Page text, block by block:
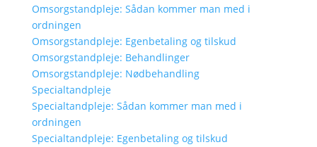
Omsorgstandpleje: Sådan kommer man med i
ordningen
Omsorgstandpleje: Egenbetaling og tilskud
Omsorgstandpleje: Behandlinger
Omsorgstandpleje: Nødbehandling
Specialtandpleje
Specialtandpleje: Sådan kommer man med i
ordningen
Specialtandpleje: Egenbetaling og tilskud